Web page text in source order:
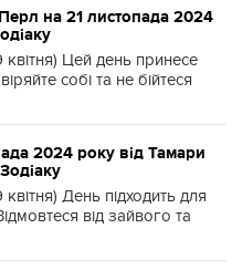
на 21 листопада 2024
Цей день принесе
собі та не бійтеся
2024 року від Тамари
День підходить для
від зайвого та